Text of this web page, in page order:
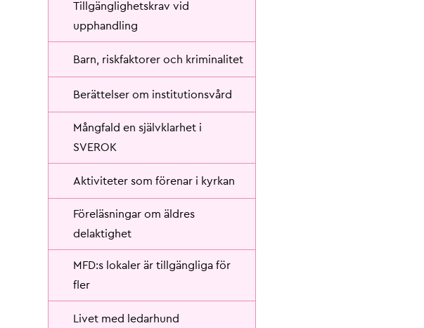
Tillgänglighetskrav vid
upphandling
Barn, riskfaktorer och kriminalitet
Berättelser om institutionsvård
Mångfald en självklarhet i
SVEROK
Aktiviteter som förenar i kyrkan
Föreläsningar om äldres
delaktighet
MFD:s lokaler är tillgängliga för
fler
Livet med ledarhund